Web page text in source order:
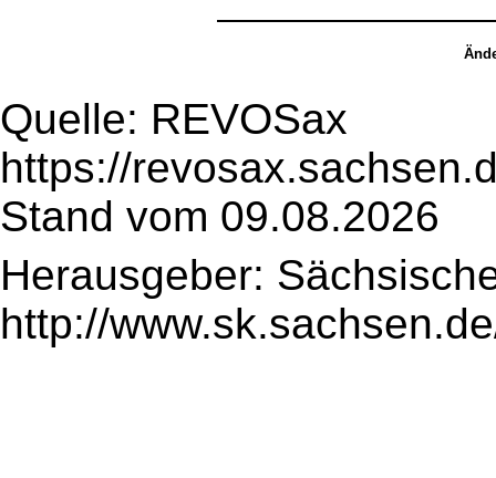
Quelle: REVOSax
https://
Stand vom 09.08.2026
Herausgeber:
http://